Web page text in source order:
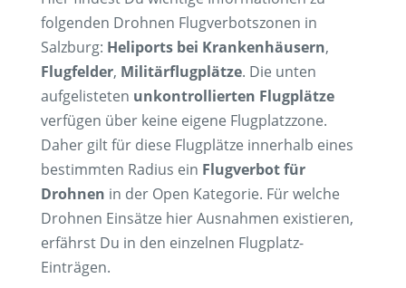
folgenden Drohnen Flugverbotszonen in
Salzburg: Heliports bei Krankenhäusern,
Flugfelder, Militärflugplätze. Die unten
aufgelisteten unkontrollierten Flugplätze
verfügen über keine eigene Flugplatzzone.
Daher gilt für diese Flugplätze innerhalb eines
bestimmten Radius ein Flugverbot für
Drohnen in der Open Kategorie. Für welche
Drohnen Einsätze hier Ausnahmen existieren,
erfährst Du in den einzelnen Flugplatz-
Einträgen.